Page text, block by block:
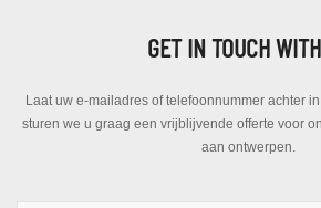
GET IN TOUCH
Laat uw e-mailadres of telefoonnummer achter
sturen we u graag een vrijblijvende offerte voor
aan ontwerpen.